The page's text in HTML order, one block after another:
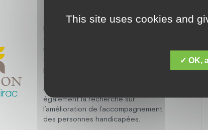
Découvrez la fondation Jacques Chirac,
dont la mission fondamentale est de
répondre aux besoins des personnes
en situation de handicap mental,
psychique, polyhandicap, et avec des
troubles du spectre de l’autisme. Mais
elle ne s’arrête pas là, et œuvre
également la recherche sur
l’amélioration de l’accompagnement
des personnes handicapées.
This site uses cookies and
✓ OK,